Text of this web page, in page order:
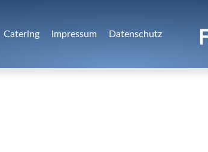
Catering Impressum Datenschutz